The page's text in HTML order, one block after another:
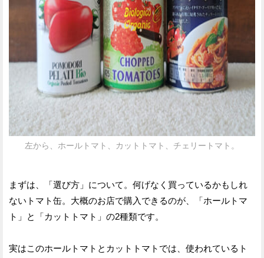
左から、ホールトマト、カットトマト、チェリートマト。
まずは、「選び方」について。何げなく買っているかもしれ
ないトマト缶。大概のお店で購入できるのが、「ホールトマ
ト」と「カットトマト」の2種類です。
実はこのホールトマトとカットトマトでは、使われているト